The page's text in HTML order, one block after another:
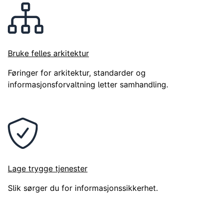
Bruke felles arkitektur
Føringer for arkitektur, standarder og
informasjonsforvaltning letter samhandling.
Lage trygge tjenester
Slik sørger du for informasjonssikkerhet.